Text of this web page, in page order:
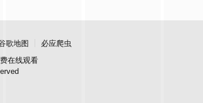
歌地图
必应爬虫
在线观看